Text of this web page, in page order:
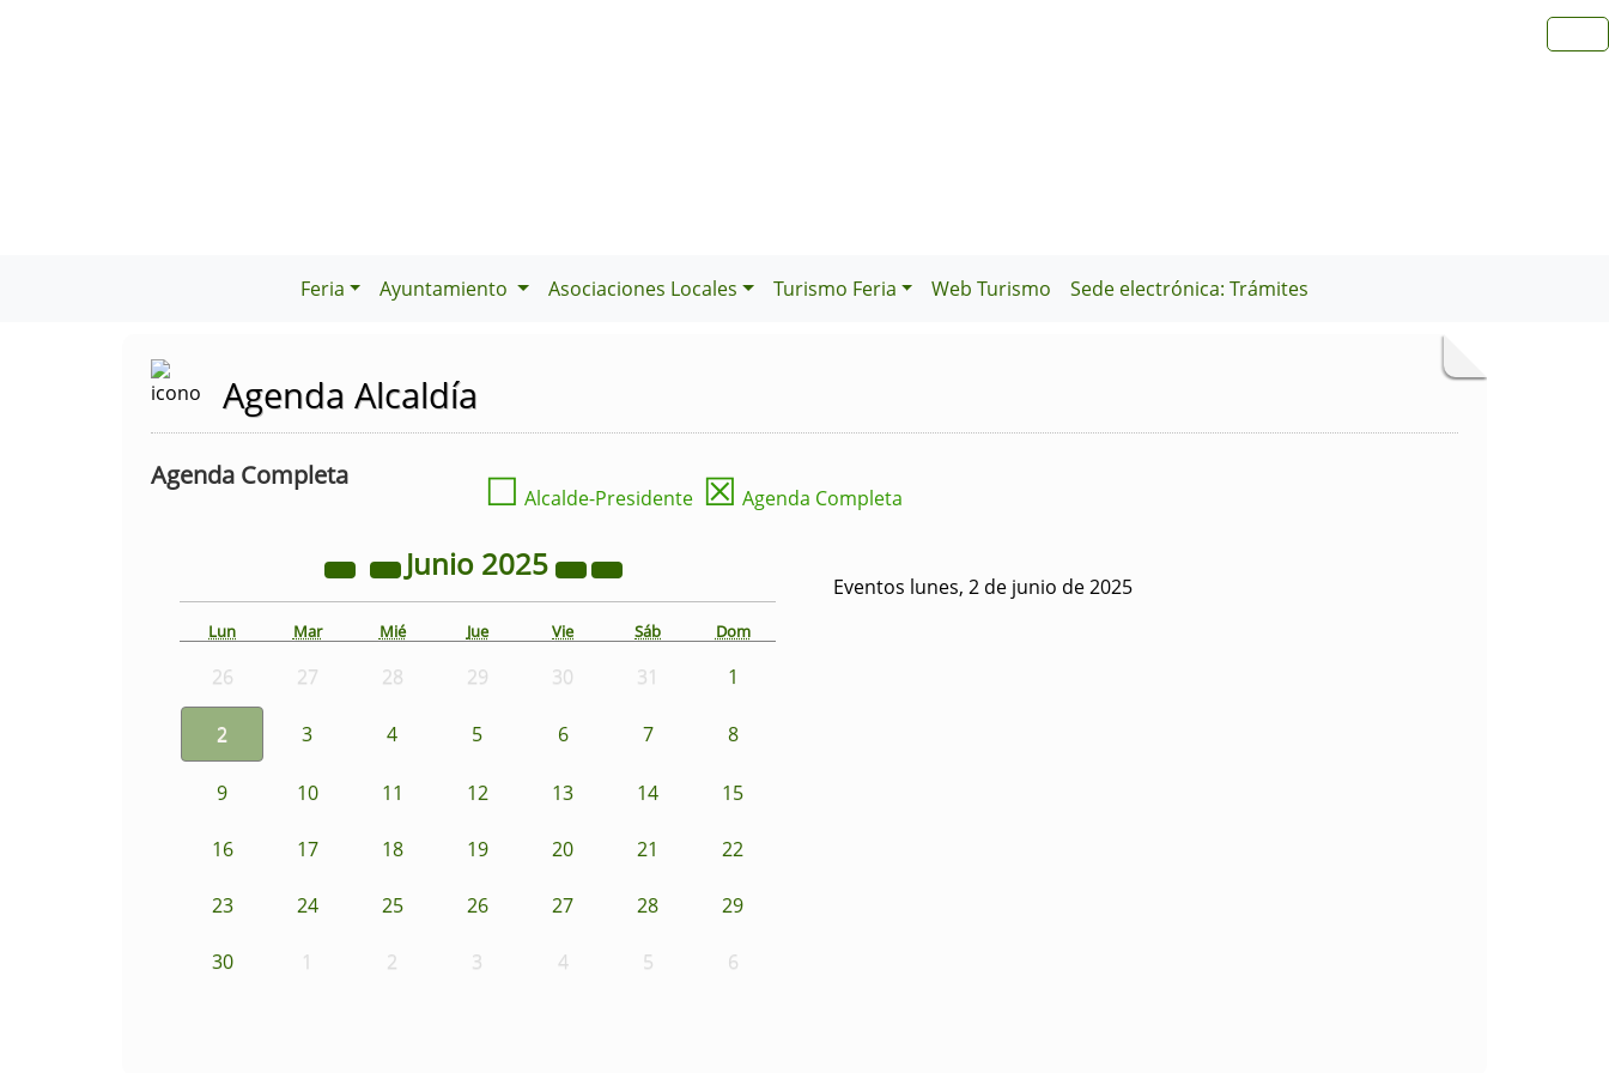
Feria Ayuntamiento Asociaciones Locales Turismo Feria Web Turismo Sede electrónica: Trámites
Agenda Alcaldía
Agenda Completa ☐ Alcalde-Presidente ☒ Agenda Completa
Junio 2025
Lun Mar Mié Jue Vie Sáb Dom
26 27 28 29 30 31 1
2 3 4 5 6 7 8
9 10 11 12 13 14 15
16 17 18 19 20 21 22
23 24 25 26 27 28 29
30 1 2 3 4 5 6
Eventos lunes, 2 de junio de 2025